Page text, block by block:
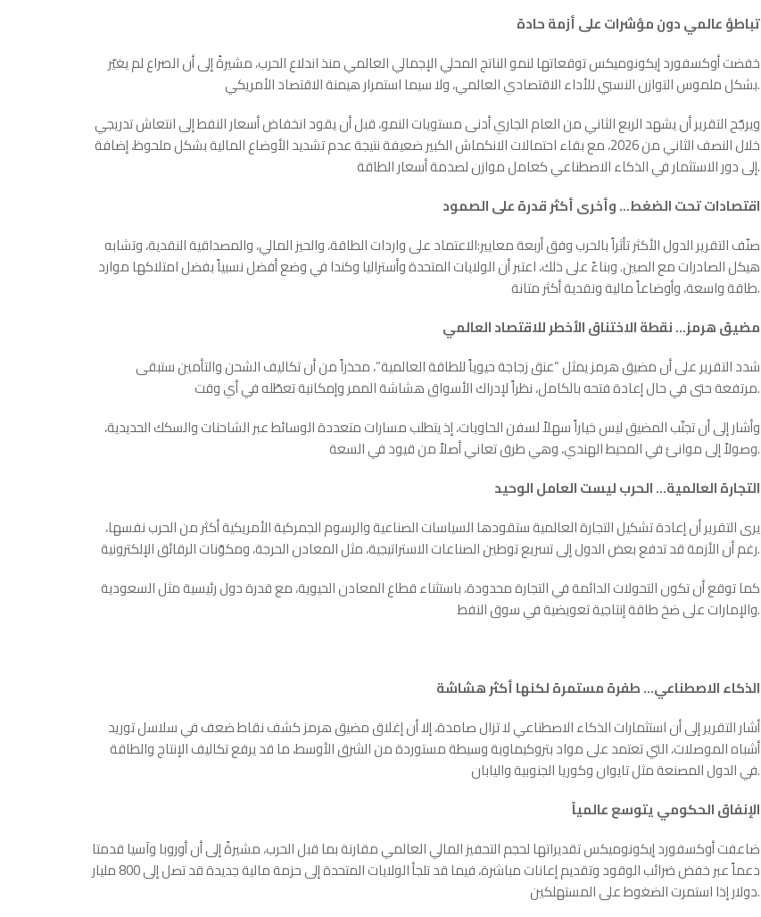
تباطؤ عالمي دون مؤشرات على أزمة حادة
خفضت أوكسفورد إيكونوميكس توقعاتها لنمو الناتج المحلي الإجمالي العالمي منذ اندلاع الحرب، مشيرةً إلى أن الصراع لم يغيّر
بشكل ملموس التوازن النسبي للأداء الاقتصادي العالمي، ولا سيما استمرار هيمنة الاقتصاد الأمريكي.
ويرجّح التقرير أن يشهد الربع الثاني من العام الجاري أدنى مستويات النمو، قبل أن يقود انخفاض أسعار النفط إلى انتعاش تدريجي
خلال النصف الثاني من 2026، مع بقاء احتمالات الانكماش الكبير ضعيفة نتيجة عدم تشديد الأوضاع المالية بشكل ملحوظ، إضافة
إلى دور الاستثمار في الذكاء الاصطناعي كعامل موازن لصدمة أسعار الطاقة.
اقتصادات تحت الضغط… وأخرى أكثر قدرة على الصمود
صنّف التقرير الدول الأكثر تأثراً بالحرب وفق أربعة معايير:الاعتماد على واردات الطاقة، والحيز المالي، والمصداقية النقدية، وتشابه
هيكل الصادرات مع الصين. وبناءً على ذلك، اعتبر أن الولايات المتحدة وأستراليا وكندا في وضع أفضل نسبياً بفضل امتلاكها موارد
طاقة واسعة، وأوضاعاً مالية ونقدية أكثر متانة.
مضيق هرمز… نقطة الاختناق الأخطر للاقتصاد العالمي
شدد التقرير على أن مضيق هرمز يمثل “عنق زجاجة حيوياً للطاقة العالمية”، محذراً من أن تكاليف الشحن والتأمين ستبقى
مرتفعة حتى في حال إعادة فتحه بالكامل، نظراً لإدراك الأسواق هشاشة الممر وإمكانية تعطّله في أي وقت.
وأشار إلى أن تجنّب المضيق ليس خياراً سهلاً لسفن الحاويات، إذ يتطلب مسارات متعددة الوسائط عبر الشاحنات والسكك الحديدية،
وصولاً إلى موانئ في المحيط الهندي، وهي طرق تعاني أصلاً من قيود في السعة.
التجارة العالمية… الحرب ليست العامل الوحيد
يرى التقرير أن إعادة تشكيل التجارة العالمية ستقودها السياسات الصناعية والرسوم الجمركية الأمريكية أكثر من الحرب نفسها،
رغم أن الأزمة قد تدفع بعض الدول إلى تسريع توطين الصناعات الاستراتيجية، مثل المعادن الحرجة، ومكوّنات الرقائق الإلكترونية.
كما توقع أن تكون التحولات الدائمة في التجارة محدودة، باستثناء قطاع المعادن الحيوية، مع قدرة دول رئيسية مثل السعودية
والإمارات على ضخ طاقة إنتاجية تعويضية في سوق النفط.
الذكاء الاصطناعي… طفرة مستمرة لكنها أكثر هشاشة
أشار التقرير إلى أن استثمارات الذكاء الاصطناعي لا تزال صامدة، إلا أن إغلاق مضيق هرمز كشف نقاط ضعف في سلاسل توريد
أشباه الموصلات، التي تعتمد على مواد بتروكيماوية وسيطة مستوردة من الشرق الأوسط، ما قد يرفع تكاليف الإنتاج والطاقة
في الدول المصنعة مثل تايوان وكوريا الجنوبية واليابان.
الإنفاق الحكومي يتوسع عالمياً
ضاعفت أوكسفورد إيكونوميكس تقديراتها لحجم التحفيز المالي العالمي مقارنة بما قبل الحرب، مشيرةً إلى أن أوروبا وآسيا قدمتا
دعماً عبر خفض ضرائب الوقود وتقديم إعانات مباشرة، فيما قد تلجأ الولايات المتحدة إلى حزمة مالية جديدة قد تصل إلى 800 مليار
دولار إذا استمرت الضغوط على المستهلكين.